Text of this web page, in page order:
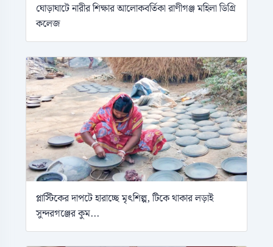
ঘোড়াঘাটে নারীর শিক্ষার আলোকবর্তিকা রাণীগঞ্জ মহিলা ডিগ্রি
কলেজ
প্লাস্টিকের দাপটে হারাচ্ছে মৃৎশিল্প, টিকে থাকার লড়াই
সুন্দরগঞ্জের কুম...